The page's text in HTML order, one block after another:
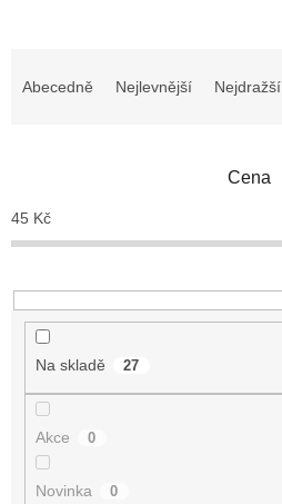
p
r
u
Abecedně Nejlevnější Nejdražší
Cena
45 Kč
Na skladě 27
Akce 0
Novinka 0